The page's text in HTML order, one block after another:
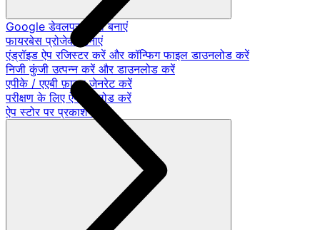
Google डेवलपर खाता बनाएं
फायरबेस प्रोजेक्ट बनाएं
एंड्रॉइड ऐप रजिस्टर करें और कॉन्फिग फाइल डाउनलोड करें
निजी कुंजी उत्पन्न करें और डाउनलोड करें
एपीके / एएबी फ़ाइल जेनरेट करें
परीक्षण के लिए ऐप अपलोड करें
ऐप स्टोर पर प्रकाशन